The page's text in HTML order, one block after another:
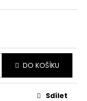
DO KOŠÍKU
Sdílet